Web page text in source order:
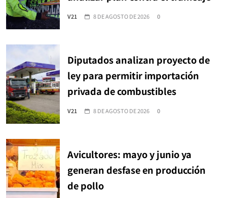
V21 8 DE AGOSTO DE 2026 0
Diputados analizan proyecto de
ley para permitir importación
privada de combustibles
V21 8 DE AGOSTO DE 2026 0
Avicultores: mayo y junio ya
generan desfase en producción
de pollo